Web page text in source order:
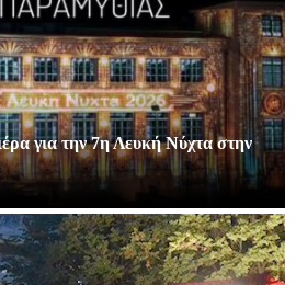
για την 7η Λευκή Νύχτα στην